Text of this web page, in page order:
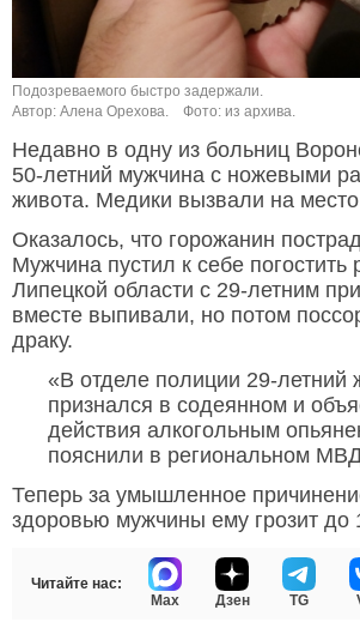
Подозреваемого быстро задержали.
Автор: Алена Орехова.
Фото: из архива.
Недавно в одну из больниц
50-летний мужчина с ножевыми
живота. Медики вызвали на
Оказалось, что горожанин
Мужчина пустил к себе погостить
Липецкой области с 29-летним
вместе выпивали, но потом
драку.
«В отделе полиции 29-летний
признался в содеянном и
действия алкогольным
пояснили в региональном
Теперь за умышленное
здоровью мужчины ему грозит до
Читайте нас:
Max
Дзен TG